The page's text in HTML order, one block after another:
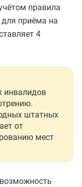
правила
приёма на
4
инвалидов
штатных
от
мест
возможность